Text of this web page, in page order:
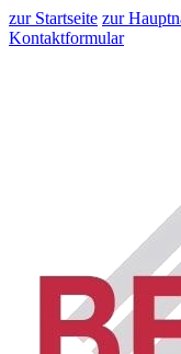
zur Startseite zur
Kontaktformular